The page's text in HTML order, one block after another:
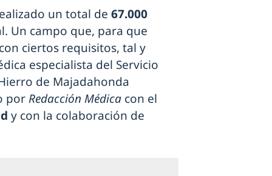
un total de 67.000
Un campo que, para que
ciertos requisitos, tal y
especialista del Servicio
de Majadahonda
porRedacción Médica con el
y con la colaboración de